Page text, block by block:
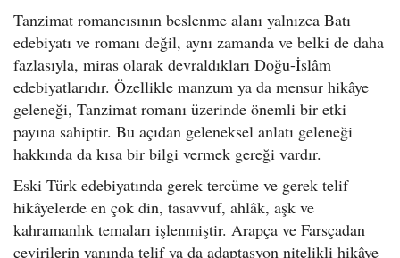
Tanzimat romancısının beslenme alanı yalnızca Batı
edebiyatı ve romanı değil, aynı zamanda ve belki de daha
fazlasıyla, miras olarak devraldıkları Doğu-İslâm
edebiyatlarıdır. Özellikle manzum ya da mensur hikâye
geleneği, Tanzimat romanı üzerinde önemli bir etki
payına sahiptir. Bu açıdan geleneksel anlatı geleneği
hakkında da kısa bir bilgi vermek gereği vardır.
Eski Türk edebiyatında gerek tercüme ve gerek telif
hikâyelerde en çok din, tasavvuf, ahlâk, aşk ve
kahramanlık temaları işlenmiştir. Arapça ve Farsçadan
çevirilerin yanında telif ya da adaptasyon nitelikli hikâye